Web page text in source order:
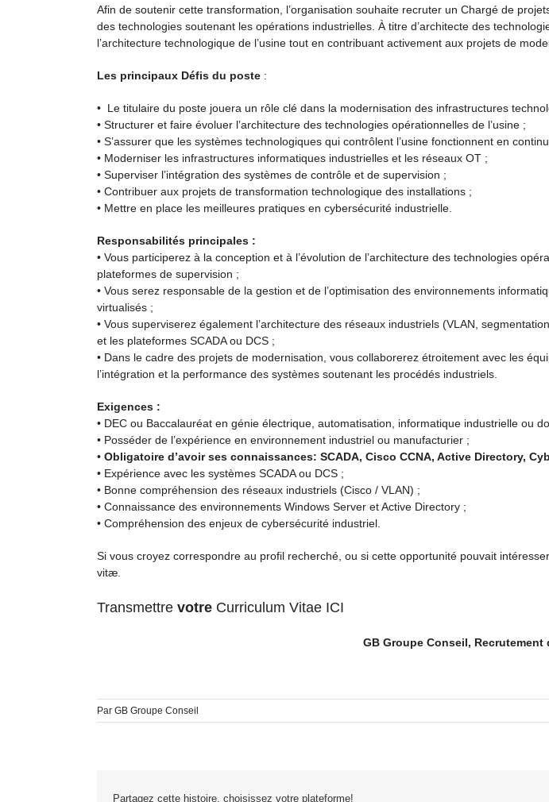
Afin de soutenir cette transformation, l’organisation souhaite recruter un Chargé de
des technologies soutenant les opérations industrielles. À titre d’architecte des
l’architecture technologique de l’usine tout en contribuant activement aux projets de
Les principaux Défis du poste :
• Le titulaire du poste jouera un rôle clé dans la modernisation des infrastructures
• Structurer et faire évoluer l’architecture des technologies opérationnelles de l’usine ;
• S’assurer que les systèmes technologiques qui contrôlent l’usine fonctionnent en
• Moderniser les infrastructures informatiques industrielles et les réseaux OT ;
• Superviser l’intégration des systèmes de contrôle et de supervision ;
• Contribuer aux projets de transformation technologique des installations ;
• Mettre en place les meilleures pratiques en cybersécurité industrielle.
Responsabilités principales :
• Vous participerez à la conception et à l’évolution de l’architecture des technologies
plateformes de supervision ;
• Vous serez responsable de la gestion et de l’optimisation des environnements
virtualisés ;
• Vous superviserez également l’architecture des réseaux industriels (VLAN,
et les plateformes SCADA ou DCS ;
• Dans le cadre des projets de modernisation, vous collaborerez étroitement avec les
l’intégration et la performance des systèmes soutenant les procédés industriels.
Exigences :
• DEC ou Baccalauréat en génie électrique, automatisation, informatique industrielle ou
• Posséder de l’expérience en environnement industriel ou manufacturier ;
• Obligatoire d’avoir ses connaissances: SCADA, Cisco CCNA, Active Directory,
• Expérience avec les systèmes SCADA ou DCS ;
• Bonne compréhension des réseaux industriels (Cisco / VLAN) ;
• Connaissance des environnements Windows Server et Active Directory ;
• Compréhension des enjeux de cybersécurité industriel.
Si vous croyez correspondre au profil recherché, ou si cette opportunité pouvait
vitæ.
Transmettre votre Curriculum Vitae ICI
GB Groupe Conseil,
Par GB Groupe Conseil
Partagez cette histoire, choisissez votre plateforme!